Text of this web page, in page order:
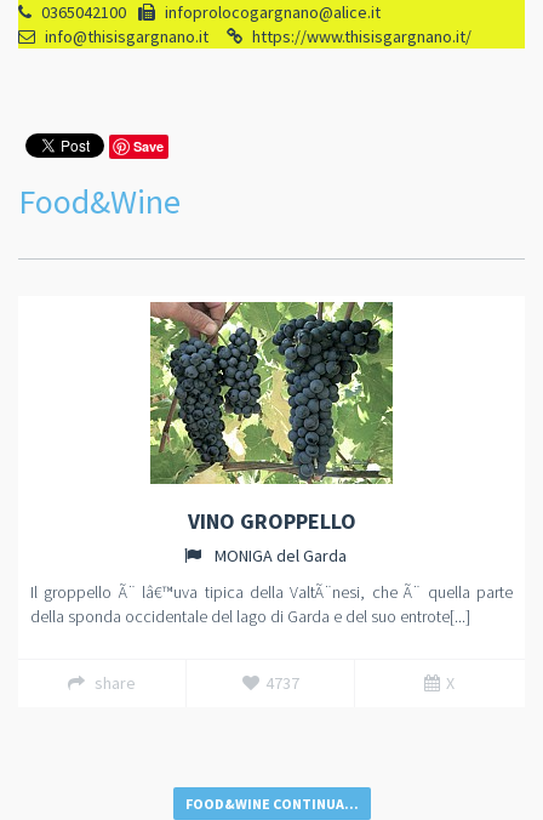
0365042100
infoprolocogargnano@alice.it
info@thisisgargnano.it
https://www.thisisgargnano.it/
Save
Food&Wine
VINO GROPPELLO
MONIGA del Garda
Il groppello Ã¨ lâ€™uva tipica della ValtÃ¨nesi, che Ã¨ quella parte
della sponda occidentale del lago di Garda e del suo entrote[...]
share 4737 X
FOOD&WINE CONTINUA...